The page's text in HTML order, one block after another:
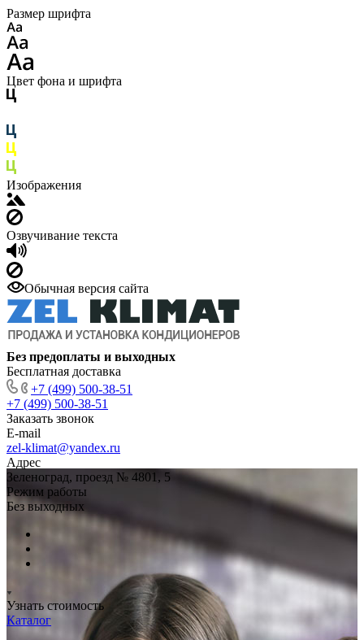
Размер шрифта
Цвет фона и шрифта
Изображения
Озвучивание текста
Обычная версия сайта
Без предоплаты и выходных
Бесплатная доставка
+7 (499) 500-38-51
+7 (499) 500-38-51
Заказать звонок
E-mail
zel-klimat@yandex.ru
Адрес
Зеленоград, проезд № 4801, 5
Режим работы
Без выходных
Узнать стоимость
Каталог